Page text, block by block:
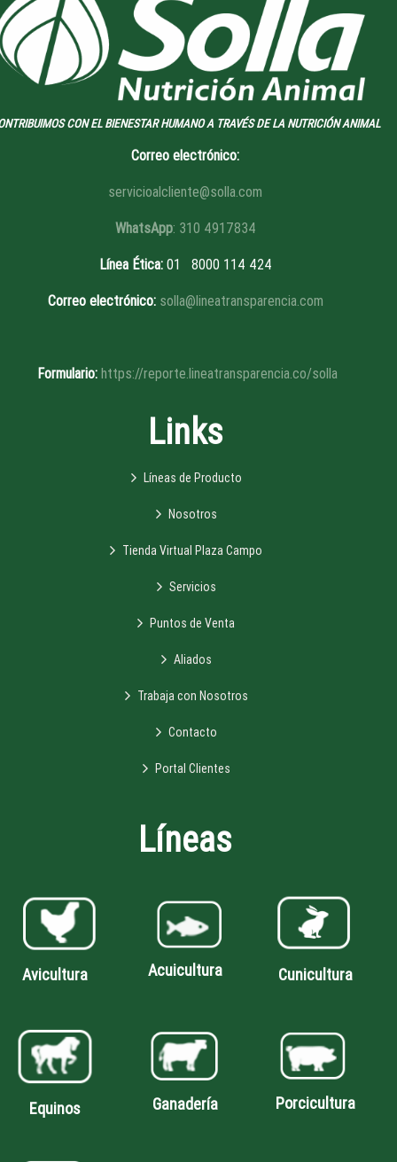
CON EL BIENESTAR HUMANO A TRAVÉS DE LA NUTRICIÓN ANIMAL
Correo electrónico:
servicioalcliente@solla.com
WhatsApp: 310 4917834
Línea Ética:01 8000 114 424
Correo electrónico: solla@lineatransparencia.com
Formulario: https://reporte.lineatransparencia.co/solla
Links
Líneas de Producto
Nosotros
Tienda Virtual Plaza Campo
Servicios
Puntos de Venta
Aliados
Trabaja con Nosotros
Contacto
Portal Clientes
Líneas
Avicultura Acuicultura Cunicultura
Equinos Ganadería Porcicultura